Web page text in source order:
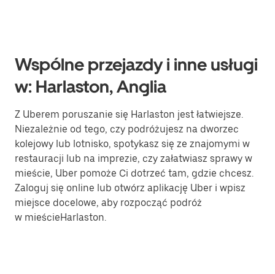
Wspólne przejazdy i inne usługi
w: Harlaston, Anglia
Z Uberem poruszanie się Harlaston jest łatwiejsze.
Niezależnie od tego, czy podróżujesz na dworzec
kolejowy lub lotnisko, spotykasz się ze znajomymi w
restauracji lub na imprezie, czy załatwiasz sprawy w
mieście, Uber pomoże Ci dotrzeć tam, gdzie chcesz.
Zaloguj się online lub otwórz aplikację Uber i wpisz
miejsce docelowe, aby rozpocząć podróż
w mieścieHarlaston.